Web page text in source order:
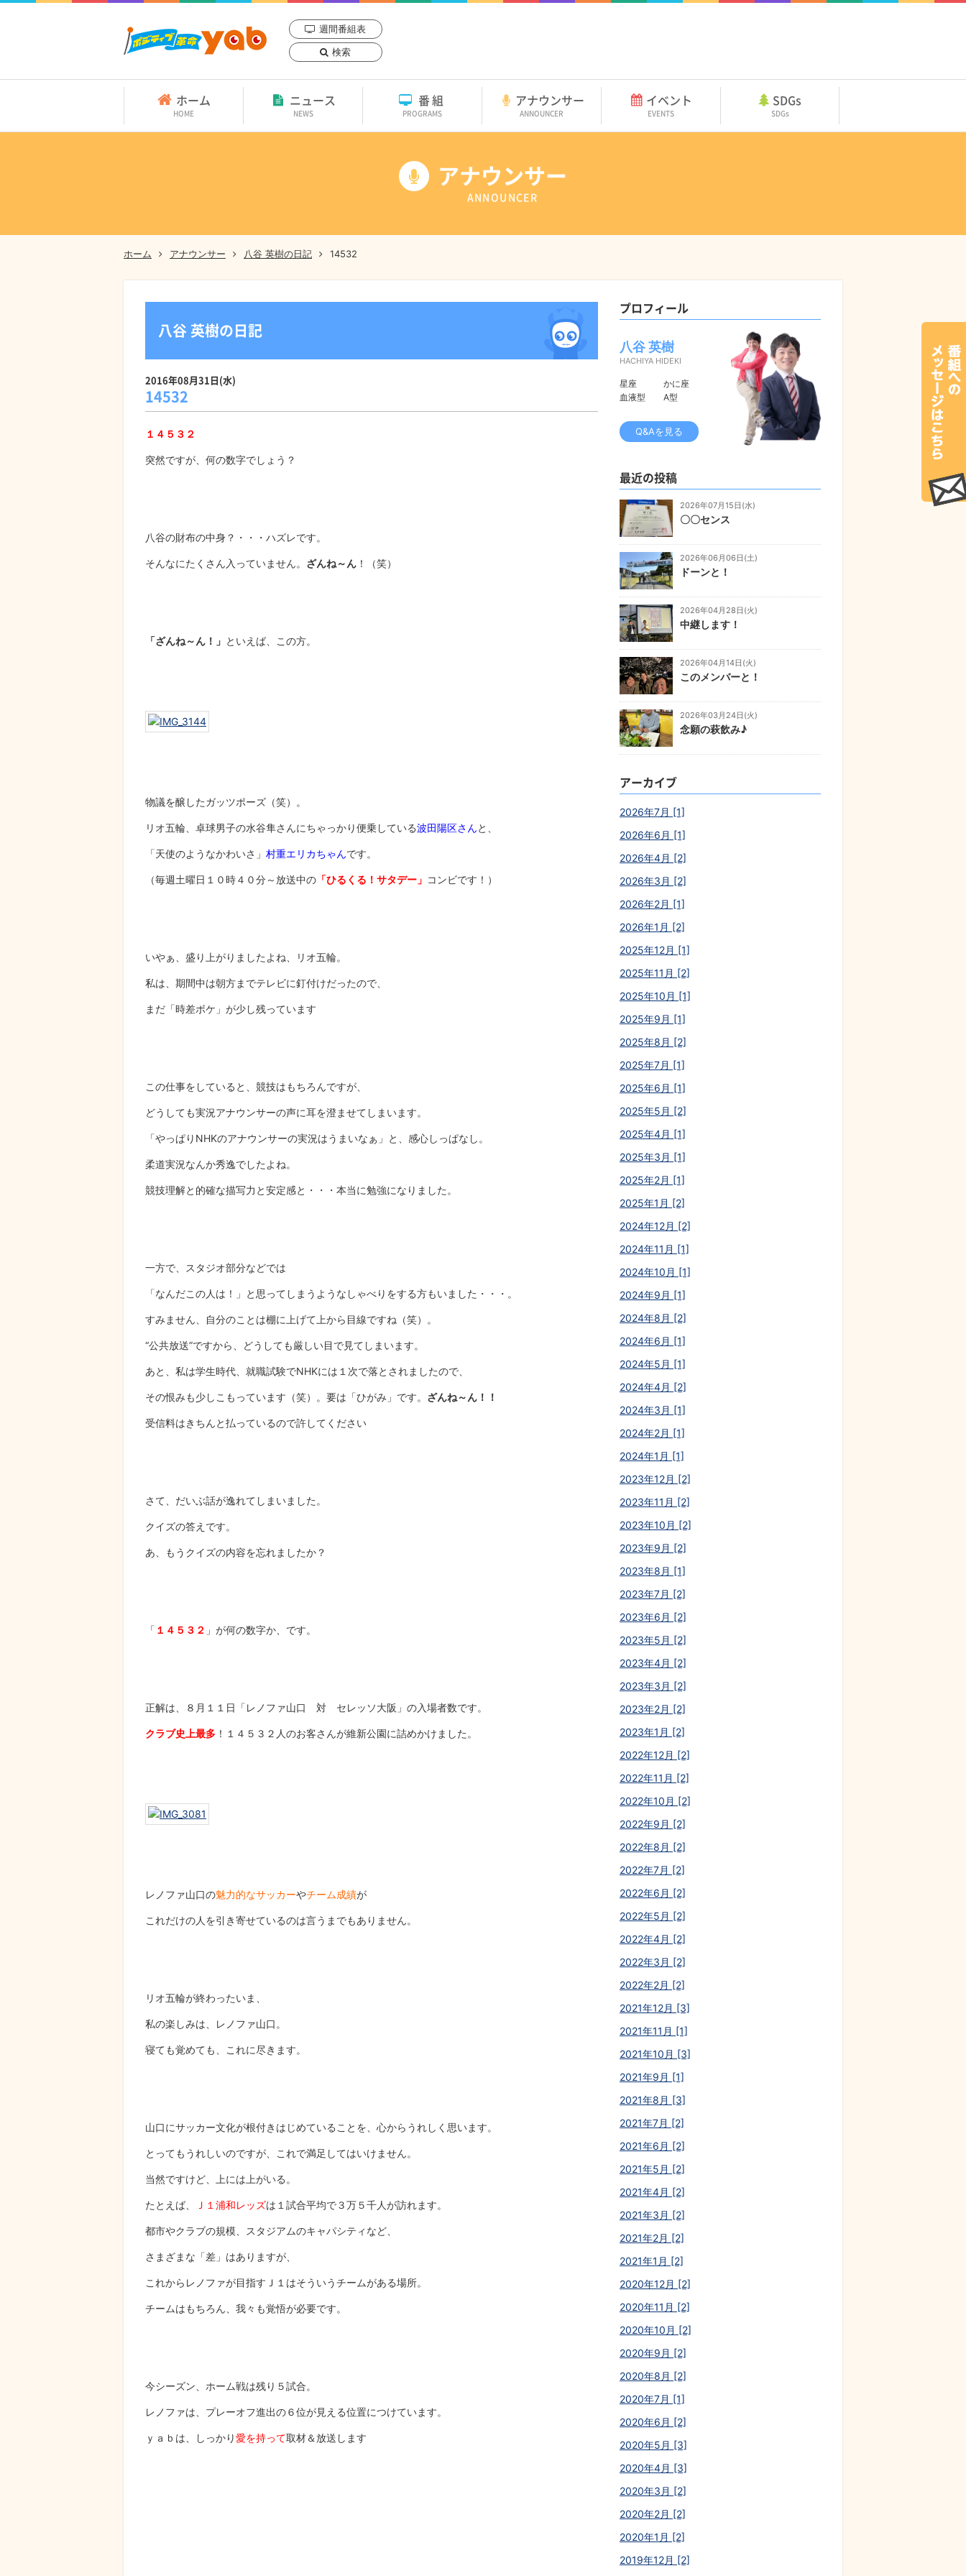
週間番組表
検索
ホーム
HOME
ニュース
NEWS
番組
PROGRAMS
アナウンサー
ANNOUNCER
イベント
EVENTS
SDGs
SDGs
アナウンサー
ANNOUNCER
ホーム アナウンサー 八谷 英樹の日記 14532
八谷 英樹の日記
2016年08月31日(水)
14532
１４５３２
突然ですが、何の数字でしょう？
八谷の財布の中身？・・・ハズレです。
そんなにたくさん入っていません。 ざんね～ん ！（笑）
「ざんね～ん！」 といえば、この方。
物議を醸したガッツポーズ（笑）。
リオ五輪、卓球男子の水谷隼さんにちゃっかり便乗している波田陽区さんと、
「天使のようなかわいさ」 村重エリカちゃんです。
（毎週土曜日１０時４０分～放送中の 「ひるくる！サタデー」 コンビです！）
いやぁ、盛り上がりましたよね、リオ五輪。
私は、期間中は朝方までテレビに釘付けだったので、
まだ「時差ボケ」が少し残っています
この仕事をしていると、競技はもちろんですが、
どうしても実況アナウンサーの声に耳を澄ませてしまいます。
「やっぱりNHKのアナウンサーの実況はうまいなぁ」と、感心しっぱなし。
柔道実況なんか秀逸でしたよね。
競技理解と的確な描写力と安定感と・・・本当に勉強になりました。
一方で、スタジオ部分などでは
「なんだこの人は！」と思ってしまうようなしゃべりをする方もいました・・・。
すみません、自分のことは棚に上げて上から目線ですね（笑）。
“公共放送”ですから、どうしても厳しい目で見てしまいます。
あと、私は学生時代、就職試験でNHKには１次で落とされましたので、
その恨みも少しこもっています（笑）。要は「ひがみ」です。 ざんね～ん！！
受信料はきちんと払っているので許してください
さて、だいぶ話が逸れてしまいました。
クイズの答えです。
あ、もうクイズの内容を忘れましたか？
「 １４５３２ 」が何の数字か、です。
正解は、８月１１日「レノファ山口 対 セレッソ大阪」の入場者数です。
クラブ史上最多 ！１４５３２人のお客さんが維新公園に詰めかけました。
レノファ山口の魅力的なサッカーやチーム成績が
これだけの人を引き寄せているのは言うまでもありません。
リオ五輪が終わったいま、
私の楽しみは、レノファ山口。
寝ても覚めても、これに尽きます。
山口にサッカー文化が根付きはじめていることを、心からうれしく思います。
とってもうれしいのですが、これで満足してはいけません。
当然ですけど、上には上がいる。
たとえば、 Ｊ１浦和レッズは１試合平均で３万５千人が訪れます。
都市やクラブの規模、スタジアムのキャパシティなど、
さまざまな「差」はありますが、
これからレノファが目指すＪ１はそういうチームがある場所。
チームはもちろん、我々も覚悟が必要です。
今シーズン、ホーム戦は残り５試合。
レノファは、プレーオフ進出の６位が見える位置につけています。
ｙａｂは、しっかり愛を持って取材＆放送します
プロフィール
八谷 英樹
HACHIYA HIDEKI
星座
かに座
血液型
A型
Q&Aを見る
最近の投稿
2026年07月15日(水)
〇〇センス
2026年06月06日(土)
ドーンと！
2026年04月28日(火)
中継します！
2026年04月14日(火)
このメンバーと！
2026年03月24日(火)
念願の萩飲み♪
アーカイブ
2026年7月 [1]
2026年6月 [1]
2026年4月 [2]
2026年3月 [2]
2026年2月 [1]
2026年1月 [2]
2025年12月 [1]
2025年11月 [2]
2025年10月 [1]
2025年9月 [1]
2025年8月 [2]
2025年7月 [1]
2025年6月 [1]
2025年5月 [2]
2025年4月 [1]
2025年3月 [1]
2025年2月 [1]
2025年1月 [2]
2024年12月 [2]
2024年11月 [1]
2024年10月 [1]
2024年9月 [1]
2024年8月 [2]
2024年6月 [1]
2024年5月 [1]
2024年4月 [2]
2024年3月 [1]
2024年2月 [1]
2024年1月 [1]
2023年12月 [2]
2023年11月 [2]
2023年10月 [2]
2023年9月 [2]
2023年8月 [1]
2023年7月 [2]
2023年6月 [2]
2023年5月 [2]
2023年4月 [2]
2023年3月 [2]
2023年2月 [2]
2023年1月 [2]
2022年12月 [2]
2022年11月 [2]
2022年10月 [2]
2022年9月 [2]
2022年8月 [2]
2022年7月 [2]
2022年6月 [2]
2022年5月 [2]
2022年4月 [2]
2022年3月 [2]
2022年2月 [2]
2021年12月 [3]
2021年11月 [1]
2021年10月 [3]
2021年9月 [1]
2021年8月 [3]
2021年7月 [2]
2021年6月 [2]
2021年5月 [2]
2021年4月 [2]
2021年3月 [2]
2021年2月 [2]
2021年1月 [2]
2020年12月 [2]
2020年11月 [2]
2020年10月 [2]
2020年9月 [2]
2020年8月 [2]
2020年7月 [1]
2020年6月 [2]
2020年5月 [3]
2020年4月 [3]
2020年3月 [2]
2020年2月 [2]
2020年1月 [2]
2019年12月 [2]